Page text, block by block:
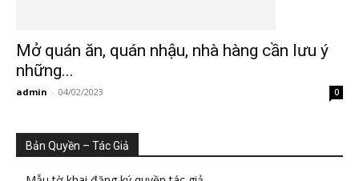
Mở quán ăn, quán nhậu, nhà hàng cần lưu ý
những...
admin - 04/02/2023 0
Bản Quyền – Tác Giả